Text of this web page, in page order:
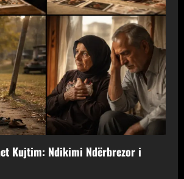
Kujtim: Ndikimi Ndërbrezor i